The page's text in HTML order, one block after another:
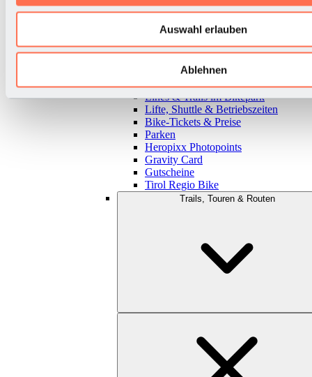
Auswahl erlauben
Ablehnen
Zurück
Alles zu Bikepark & Tickets
Lines & Trails im Bikepark
Lifte, Shuttle & Betriebszeiten
Bike-Tickets & Preise
Parken
Heropixx Photopoints
Gravity Card
Gutscheine
Tirol Regio Bike
Trails, Touren & Routen